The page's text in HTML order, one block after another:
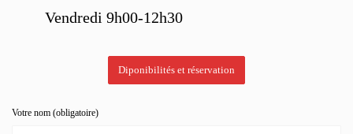
Vendredi 9h00-12h30
Diponibilités et réservation
Votre nom (obligatoire)